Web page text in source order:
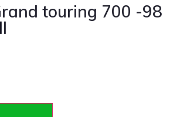
touring 700 -98